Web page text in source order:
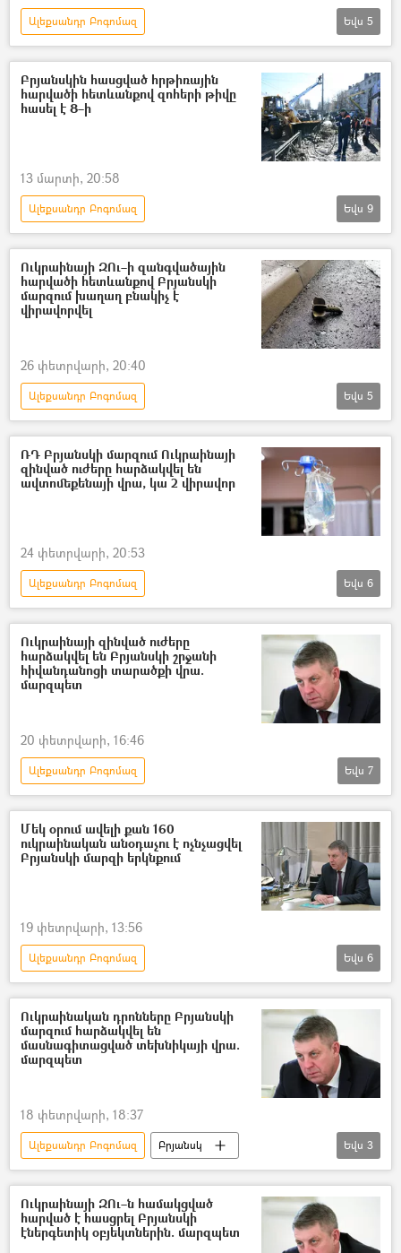
Ալեքսանդր Բոգոմազ
Դոնբասի պաշտպանություն. ՌԴ–ի ռազմական հատուկ գործողությունը Ուկրաինայում
Բրյանսկ
Ուկրաինա
Ռուսաստան
Պատերազմ
Եվս 5
Բրյանսկին հասցված հրթիռային
հարվածի հետևանքով զոհերի թիվը
հասել է 8–ի
13 մարտի, 20:58
Ալեքսանդր Բոգոմազ
Դոնբասի պաշտպանություն. ՌԴ–ի ռազմական հատուկ գործողությունը Ուկրաինայում
Բրյանսկ
անօդաչու թռչող սարք (ԱԹՍ)
անօդաչու
Հատուկ ռազմական գործողություն
Զոհ
Վիրավոր
Տուժածներ
Եվս 9
Ուկրաինայի ԶՈւ–ի զանգվածային
հարվածի հետևանքով Բրյանսկի
մարզում խաղաղ բնակիչ է
վիրավորվել
26 փետրվարի, 20:40
Ալեքսանդր Բոգոմազ
ռազմական հատուկ գործողություն
Հատուկ ռազմական գործողություն
Բրյանսկ
Տուժածներ Վիրավոր
Եվս 5
ՌԴ Բրյանսկի մարզում Ուկրաինայի
զինված ուժերը հարձակվել են
ավտոմեքենայի վրա, կա 2 վիրավոր
24 փետրվարի, 20:53
Ալեքսանդր Բոգոմազ
Դոնբասի պաշտպանություն. ՌԴ–ի ռազմական հատուկ գործողությունը Ուկրաինայում
Բրյանսկ
Ռուսաստան
Ուկրաինա
Պատերազմ
անօդաչու թռչող սարք (ԱԹՍ)
Եվս 6
Ուկրաինայի զինված ուժերը
հարձակվել են Բրյանսկի շրջանի
հիվանդանոցի տարածքի վրա.
մարզպետ
20 փետրվարի, 16:46
Ալեքսանդր Բոգոմազ
Դոնբասի պաշտպանություն. ՌԴ–ի ռազմական հատուկ գործողությունը Ուկրաինայում
Բրյանսկ
անօդաչու թռչող սարք (ԱԹՍ)
անօդաչու
Ուկրաինա
Եվս 7
Մեկ օրում ավելի քան 160
ուկրաինական անօդաչու է ոչնչացվել
Բրյանսկի մարզի երկնքում
19 փետրվարի, 13:56
Ալեքսանդր Բոգոմազ
Դոնբասի պաշտպանություն. ՌԴ–ի ռազմական հատուկ գործողությունը Ուկրաինայում
Բրյանսկ
անօդաչու թռչող սարք (ԱԹՍ)
Ռուսաստան
Ուկրաինա
Պատերազմ
Եվս 6
Ուկրաինական դրոնները Բրյանսկի
մարզում հարձակվել են
մասնագիտացված տեխնիկայի վրա.
մարզպետ
18 փետրվարի, 18:37
Ալեքսանդր Բոգոմազ
Բրյանսկ
անօդաչու թռչող սարք (ԱԹՍ)
անօդաչու
դրոն
Եվս 3
Ուկրաինայի ԶՈւ–ն համակցված
հարված է հասցրել Բրյանսկի
էներգետիկ օբյեկտներին. մարզպետ